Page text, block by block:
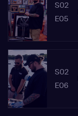
S02
E05
S02
E06